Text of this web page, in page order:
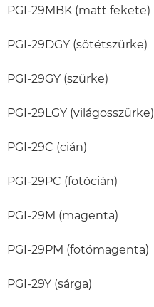
PGI-29MBK (matt fekete)
PGI-29DGY (sötétszürke)
PGI-29GY (szürke)
PGI-29LGY (világosszürke)
PGI-29C (cián)
PGI-29PC (fotócián)
PGI-29M (magenta)
PGI-29PM (fotómagenta)
PGI-29Y (sárga)